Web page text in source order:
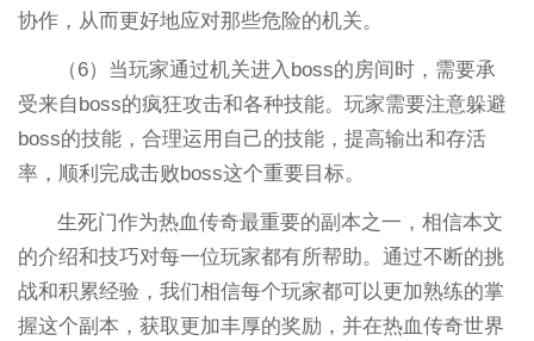
协作，从而更好地应对那些危险的机关。
（6）当玩家通过机关进入boss的房间时，需要承
受来自boss的疯狂攻击和各种技能。玩家需要注意躲避
boss的技能，合理运用自己的技能，提高输出和存活
率，顺利完成击败boss这个重要目标。
生死门作为热血传奇最重要的副本之一，相信本文
的介绍和技巧对每一位玩家都有所帮助。通过不断的挑
战和积累经验，我们相信每个玩家都可以更加熟练的掌
握这个副本，获取更加丰厚的奖励，并在热血传奇世界